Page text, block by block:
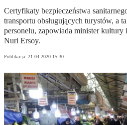
Certyfikaty bezpieczeństwa
transportu obsługujących turystów, a
personelu, zapowiada minister
Nuri Ersoy.
Publikacja: 21.04.2020 15:30